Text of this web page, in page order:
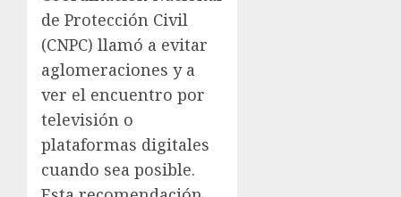
de Protección Civil
(CNPC) llamó a evitar
aglomeraciones y a
ver el encuentro por
televisión o
plataformas digitales
cuando sea posible.